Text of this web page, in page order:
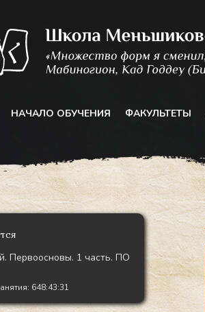
НАЧАЛО ОБУЧЕНИЯ ФАКУЛЬТЕТЫ
Первоосновы. 1 часть. ПО
648:43:29